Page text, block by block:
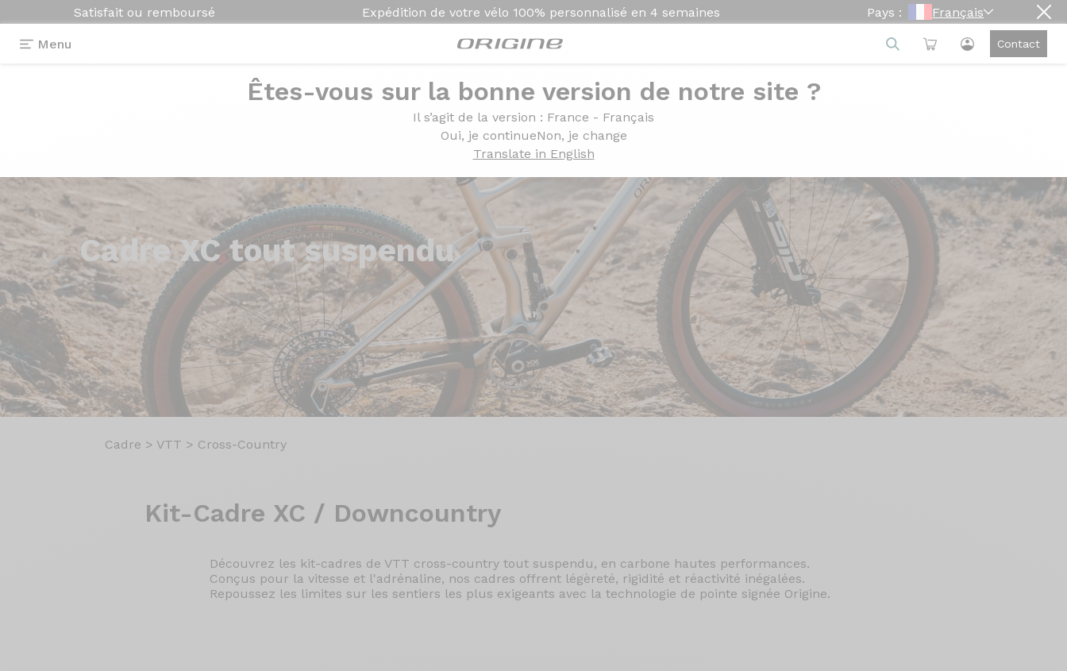
Satisfait ou remboursé Expédition de votre vélo 100% personnalisé en 4 semaines Pays : Français
Menu Contact
Êtes-vous sur la bonne version de notre site ?
Il s’agit de la version : France - Français
Oui, je continueNon, je change
Translate in English
Cadre XCtout suspendu
Cadre > VTT > Cross-Country
Kit-Cadre XC / Downcountry
Découvrez les kit-cadres de VTT cross-country tout suspendu, en carbone hautes performances.
Conçus pour la vitesse et l'adrénaline, nos cadres offrent légèreté, rigidité et réactivité inégalées.
Repoussez les limites sur les sentiers les plus exigeants avec la technologie de pointe signée Origine.